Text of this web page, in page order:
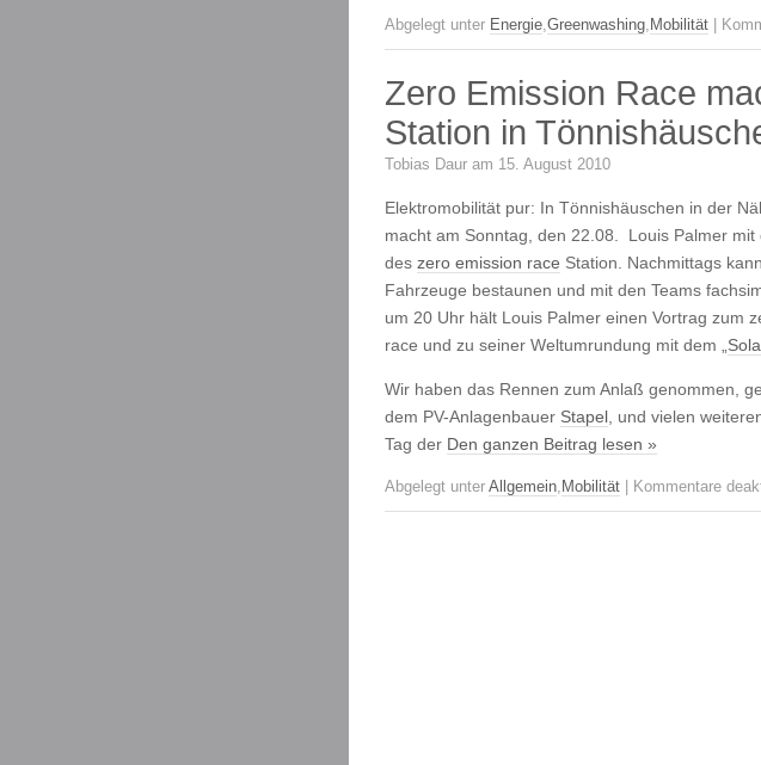
Abgelegt unter Energie,Greenwashing, Mobilität
Zero Emission Race
Station in
Tobias Daur am 15. August 2010
Elektromobilität pur: In Tönnishäuschen in der
macht am Sonntag, den 22.08. Louis Palmer mit
des zero emission race Station. Nachmittags
Fahrzeuge bestaunen und mit den Teams
um 20 Uhr hält Louis Palmer einen Vortrag zum
race und zu seiner Weltumrundung mit dem „
Wir haben das Rennen zum Anlaß genommen,
dem PV-Anlagenbauer Stapel , und vielen
Tag der Den ganzen Beitrag lesen »
Abgelegt unter Allgemein, Mobilität Kommentare